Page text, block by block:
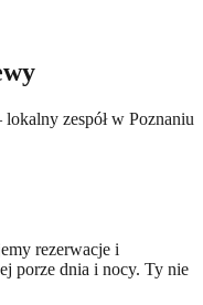
zespół w Poznaniu
rezerwacje i
porze dnia i nocy. Ty nie